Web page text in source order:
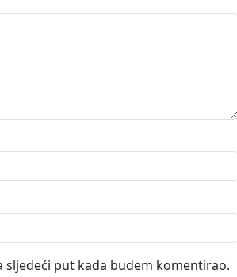
put kada budem komentirao.